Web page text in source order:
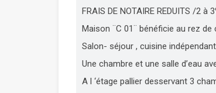
FRAIS DE NOTAIRE REDUITS /2 à
Maison ¨C 01¨ bénéficie au rez
Salon- séjour , cuisine
Une chambre et une salle d’eau
A l ‘étage pallier desservant 3